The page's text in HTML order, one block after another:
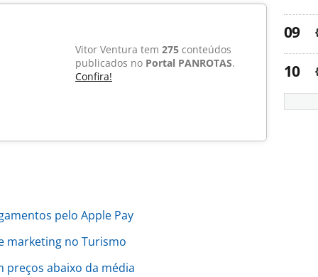
Vitor Ventura tem 275 conteúdos
publicados no Portal PANROTAS.
Confira!
pelo Apple Pay
marketing no Turismo
preços abaixo da média